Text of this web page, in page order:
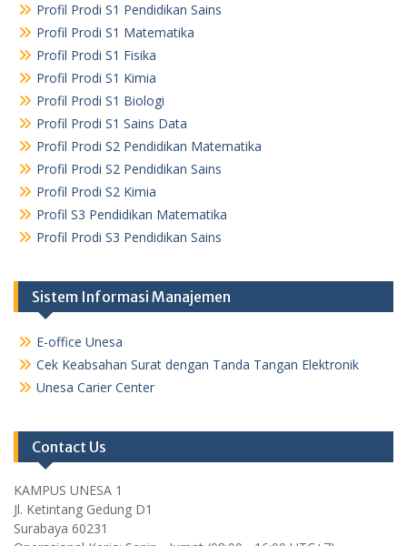
Profil Prodi S1 Pendidikan Sains
Profil Prodi S1 Matematika
Profil Prodi S1 Fisika
Profil Prodi S1 Kimia
Profil Prodi S1 Biologi
Profil Prodi S1 Sains Data
Profil Prodi S2 Pendidikan Matematika
Profil Prodi S2 Pendidikan Sains
Profil Prodi S2 Kimia
Profil S3 Pendidikan Matematika
Profil Prodi S3 Pendidikan Sains
Sistem Informasi Manajemen
E-office Unesa
Cek Keabsahan Surat dengan Tanda Tangan Elektronik
Unesa Carier Center
Contact Us
KAMPUS UNESA 1
Jl. Ketintang Gedung D1
Surabaya 60231